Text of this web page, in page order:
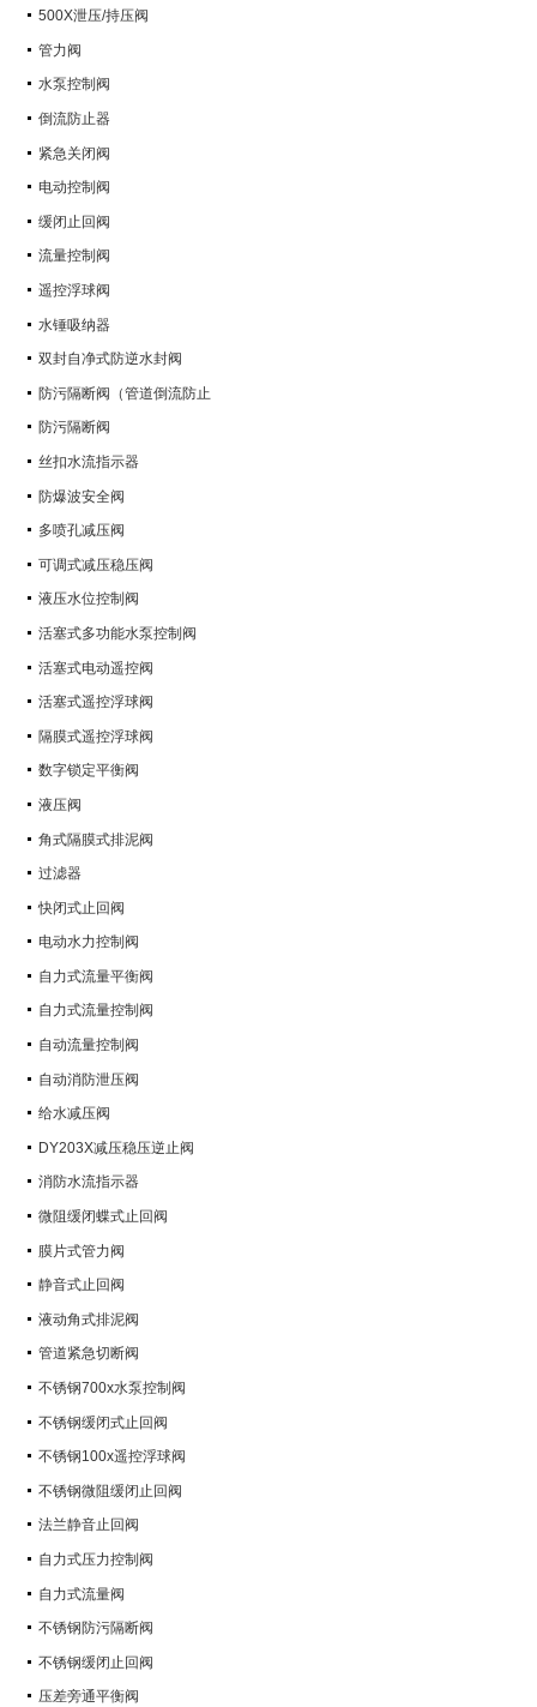
阀）
500X泄压/持压阀
管力阀
水泵控制阀
倒流防止器
紧急关闭阀
电动控制阀
缓闭止回阀
流量控制阀
遥控浮球阀
水锤吸纳器
双封自净式防逆水封阀
防污隔断阀（管道倒流防止
防污隔断阀
丝扣水流指示器
防爆波安全阀
多喷孔减压阀
可调式减压稳压阀
液压水位控制阀
活塞式多功能水泵控制阀
活塞式电动遥控阀
活塞式遥控浮球阀
隔膜式遥控浮球阀
数字锁定平衡阀
液压阀
角式隔膜式排泥阀
过滤器
快闭式止回阀
电动水力控制阀
自力式流量平衡阀
自力式流量控制阀
自动流量控制阀
自动消防泄压阀
给水减压阀
DY203X减压稳压逆止阀
消防水流指示器
微阻缓闭蝶式止回阀
膜片式管力阀
静音式止回阀
液动角式排泥阀
管道紧急切断阀
不锈钢700x水泵控制阀
不锈钢缓闭式止回阀
不锈钢100x遥控浮球阀
不锈钢微阻缓闭止回阀
法兰静音止回阀
自力式压力控制阀
自力式流量阀
不锈钢防污隔断阀
不锈钢缓闭止回阀
压差旁通平衡阀